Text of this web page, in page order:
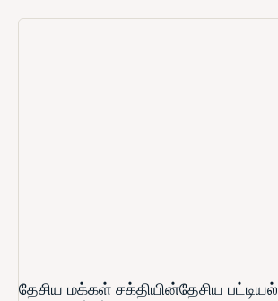
தேசிய மக்கள் சக்தியின்தேசிய பட்டியல்